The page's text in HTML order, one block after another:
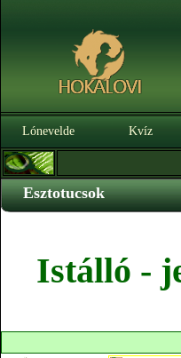
Lónevelde Kvíz
Esztotucsok
Istálló -